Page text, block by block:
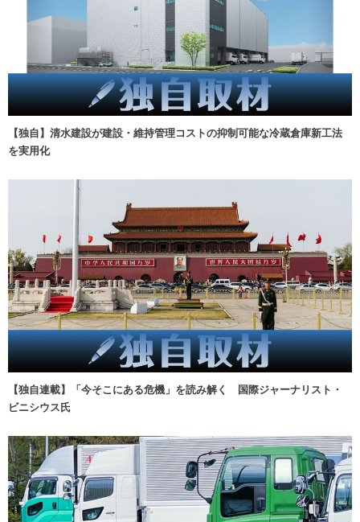
【独自】清水建設が建設・維持管理コストの抑制可能な冷蔵倉庫新工法
を実用化
【独自連載】「今そこにある危機」を読み解く 国際ジャーナリスト・
ビニシウス氏